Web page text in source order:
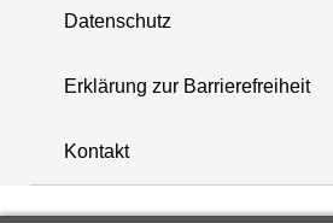
+
−
Datenschutz
Erklärung zur Barrierefreiheit
Kontakt